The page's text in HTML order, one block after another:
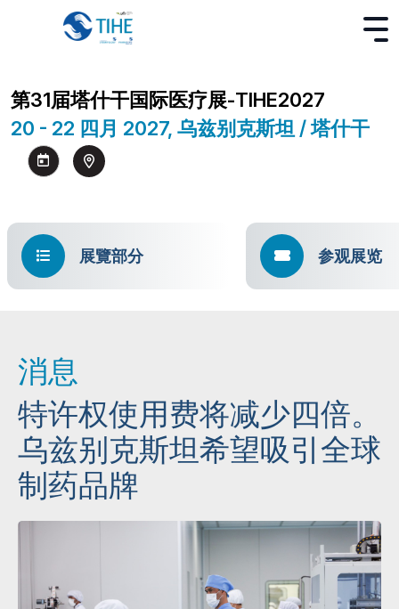
第31届塔什干国际医疗展-TIHE2027
20 - 22 四月 2027, 乌兹别克斯坦 / 塔什干
展覽部分 参观展览
消息
特许权使用费将减少四倍。
乌兹别克斯坦希望吸引全球
制药品牌